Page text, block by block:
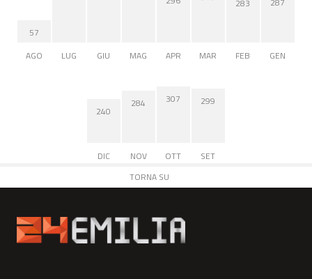
57
AGO
LUG GIU MAG APR MAR
283
FEB GEN
240
DIC
284
NOV
307
OTT
299
SET
TORNA SU